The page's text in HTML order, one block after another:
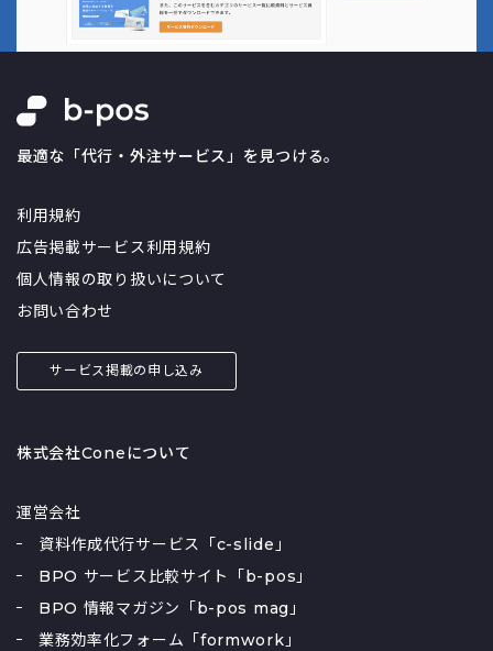
最適な「代行・外注サービス」を見つける。
利用規約
広告掲載サービス利用規約
個人情報の取り扱いについて
お問い合わせ
サービス掲載の申し込み
株式会社Coneについて
運営会社
資料作成代行サービス「c-slide」
BPO サービス比較サイト「b-pos」
BPO 情報マガジン「b-pos mag」
業務効率化フォーム「formwork」